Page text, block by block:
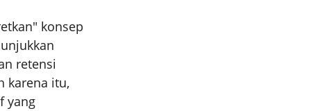
konsep
retensi
karena itu,
yang